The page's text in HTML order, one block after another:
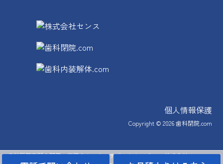
個人情報保護
Copyright © 2026歯科閉院.com
歯科医院専門の閉院・廃院のトータルサポートカンパニー 株式会社 センス